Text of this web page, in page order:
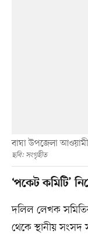
বাঘা উপজেলা
ছবি: সংগৃহীত
‘পকেট কমিটি’
দলিল লেখক
থেকে স্থানীয়